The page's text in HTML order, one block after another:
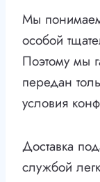
Мы
особой
Поэтому мы
передан
условия
Доставка
службой